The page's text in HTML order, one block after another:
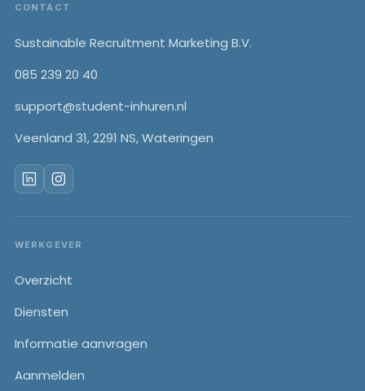
Footer
CONTACT
Sustainable Recruitment Marketing B.V.
085 239 20 40
support@student-inhuren.nl
Veenland 31, 2291 NS, Wateringen
WERKGEVER
Overzicht
Diensten
Informatie aanvragen
Aanmelden